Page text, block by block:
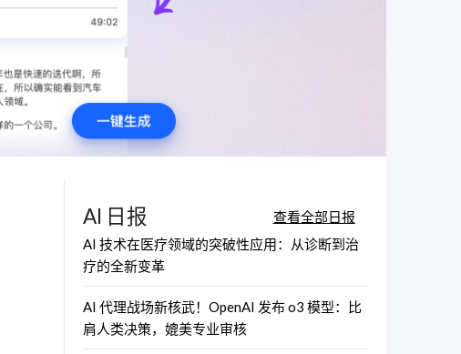
AI 日报
查看全部日报
AI 技术在医疗领域的突破性应用：从诊断到治
疗的全新变革
AI 代理战场新核武！OpenAI 发布 o3 模型：比
肩人类决策，媲美专业审核